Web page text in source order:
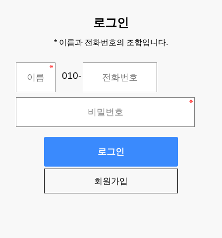
로그인
* 이름과 전화번호의 조합입니다.
010-
로그인
회원가입